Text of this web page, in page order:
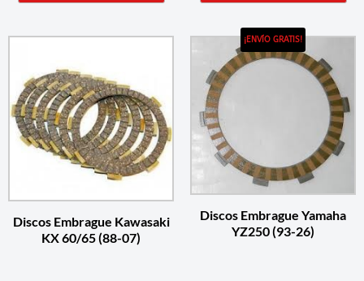
Discos Embrague Kawasaki
KX 60/65 (88-07)
¡ENVÍO GRATIS!
Discos Embrague Yamaha
YZ250 (93-26)